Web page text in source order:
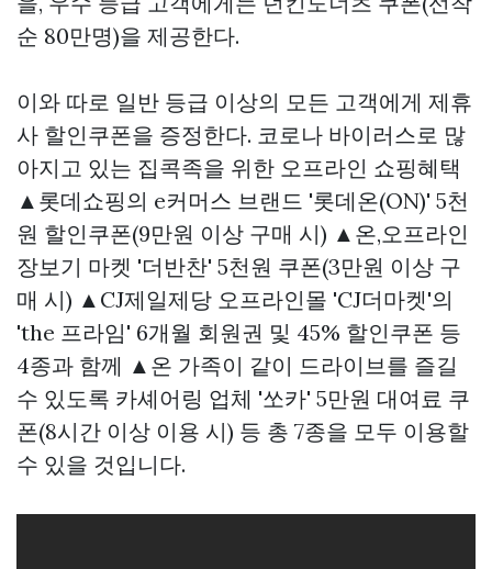
순 80만명)을 제공한다.
이와 따로 일반 등급 이상의 모든 고객에게 제휴
사 할인쿠폰을 증정한다. 코로나 바이러스로 많
아지고 있는 집콕족을 위한 오프라인 쇼핑혜택
▲롯데쇼핑의 e커머스 브랜드 '롯데온(ON)' 5천
원 할인쿠폰(9만원 이상 구매 시) ▲온,오프라인
장보기 마켓 '더반찬' 5천원 쿠폰(3만원 이상 구
매 시) ▲CJ제일제당 오프라인몰 'CJ더마켓'의
'the 프라임' 6개월 회원권 및 45% 할인쿠폰 등
4종과 함께 ▲온 가족이 같이 드라이브를 즐길
수 있도록 카셰어링 업체 '쏘카' 5만원 대여료 쿠
폰(8시간 이상 이용 시) 등 총 7종을 모두 이용할
수 있을 것입니다.